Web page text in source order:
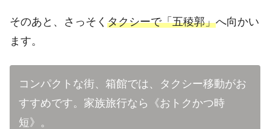
そのあと、さっそく タクシーで「五稜郭」へ向かい
ます。
コンパクトな街、箱館では、タクシー移動がお
すすめです。家族旅行なら《おトクかつ時
短》。